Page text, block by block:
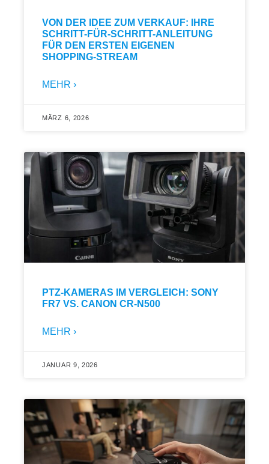
VON DER IDEE ZUM VERKAUF: IHRE
SCHRITT-FÜR-SCHRITT-ANLEITUNG
FÜR DEN ERSTEN EIGENEN
SHOPPING-STREAM
MEHR ›
MÄRZ 6, 2026
PTZ-KAMERAS IM VERGLEICH: SONY
FR7 VS. CANON CR-N500
MEHR ›
JANUAR 9, 2026